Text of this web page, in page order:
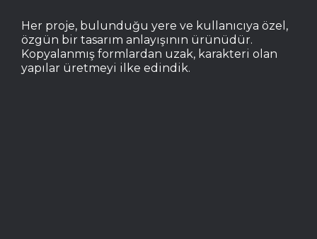
Her proje, bulunduğu yere ve kullanıcıya özel,
özgün bir tasarım anlayışının ürünüdür.
Kopyalanmış formlardan uzak, karakteri olan
yapılar üretmeyi ilke edindik.